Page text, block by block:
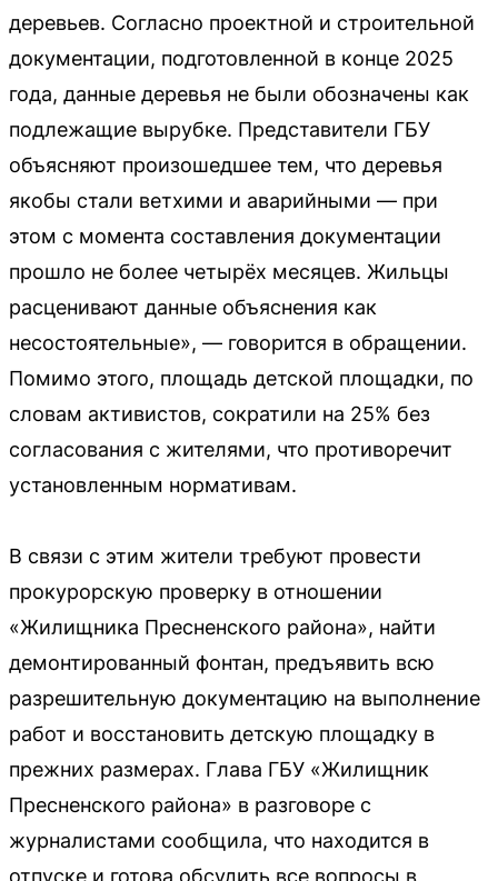
деревьев. Согласно проектной и строительной
документации, подготовленной в конце 2025
года, данные деревья не были обозначены как
подлежащие вырубке. Представители ГБУ
объясняют произошедшее тем, что деревья
якобы стали ветхими и аварийными — при
этом с момента составления документации
прошло не более четырёх месяцев. Жильцы
расценивают данные объяснения как
несостоятельные», — говорится в обращении.
Помимо этого, площадь детской площадки, по
словам активистов, сократили на 25% без
согласования с жителями, что противоречит
установленным нормативам.
В связи с этим жители требуют провести
прокурорскую проверку в отношении
«Жилищника Пресненского района», найти
демонтированный фонтан, предъявить всю
разрешительную документацию на выполнение
работ и восстановить детскую площадку в
прежних размерах. Глава ГБУ «Жилищник
Пресненского района» в разговоре с
журналистами сообщила, что находится в
отпуске и готова обсудить все вопросы в